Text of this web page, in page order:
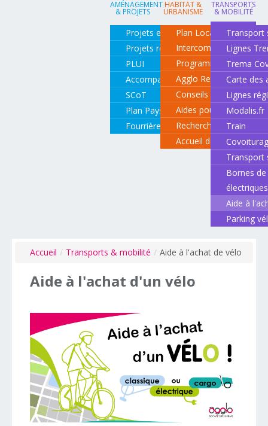
AMÉNAGEMENT
& PROJETS
Projets en cours
Projets réalisés
PLUI
Accompagnement de projets
SCoT
Plan Paysage
Fourrière animale
HABITAT &
URBANISME
Plan Local d'Urbanisme
Intercommunal
Programme local de
Agglo Renov
Conseils pour rénover
Aides pour rénover
Recherche d'un
Accueil des gens du
TRANSPORTS
& MOBILITÉ
Transport
Lignes
Trema
Carte des
Lignes
Modalis.fr
Train
Transport
Bornes
électriques
Aide à
Parking
Accueil / Transports & mobilité / Aide à l'achat de vélo
Aide à l'achat d'un vélo